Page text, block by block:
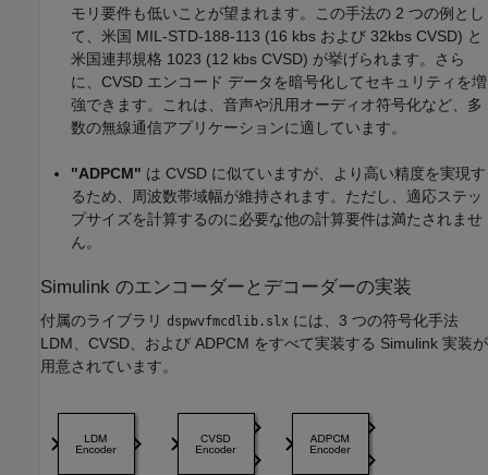
モリ要件も低いことが望まれます。この手法の 2 つの例とし
て、米国 MIL-STD-188-113 (16 kbs および 32kbs CVSD) と
米国連邦規格 1023 (12 kbs CVSD) が挙げられます。さら
に、CVSD エンコード データを暗号化してセキュリティを増
強できます。これは、音声や汎用オーディオ符号化など、多
数の無線通信アプリケーションに適しています。
"ADPCM" は CVSD に似ていますが、より高い精度を実現す
るため、周波数帯域幅が維持されます。ただし、適応ステッ
プサイズを計算するのに必要な他の計算要件は満たされませ
ん。
Simulink のエンコーダーとデコーダーの実装
付属のライブラリ dspwvfmcdlib.slx には、3 つの符号化手法
LDM、CVSD、および ADPCM をすべて実装する Simulink 実装が
用意されています。